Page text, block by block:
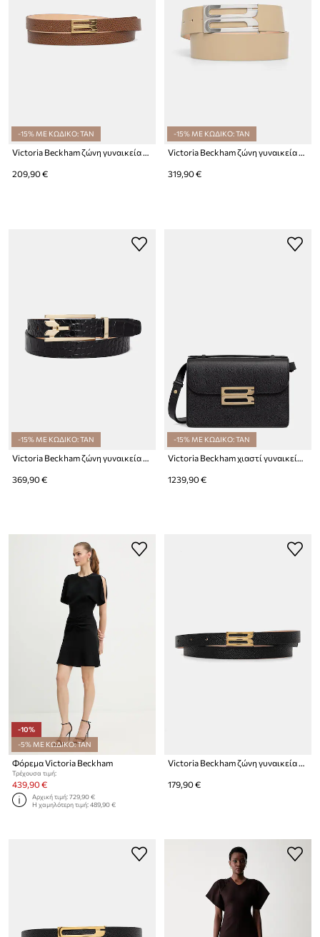
-15% ΜΕ ΚΩΔΙΚΟ: TAN
Victoria Beckham ζώνη γυναικεία δερμάτινη
209,90 €
-15% ΜΕ ΚΩΔΙΚΟ: TAN
Victoria Beckham ζώνη γυναικεία δερμάτινη Dorian
319,90 €
-15% ΜΕ ΚΩΔΙΚΟ: TAN
369,90 €
-15% ΜΕ ΚΩΔΙΚΟ: TAN
1239,90 €
-10%
-5% ΜΕ ΚΩΔΙΚΟ: TAN
Φόρεμα Victoria Beckham
Τρέχουσα τιμή:
439,90 €
Αρχική τιμή:729,90 €
Η χαμηλότερη τιμή:489,90 €
Victoria Beckham ζώνη γυναικεία δερμάτινη
179,90 €